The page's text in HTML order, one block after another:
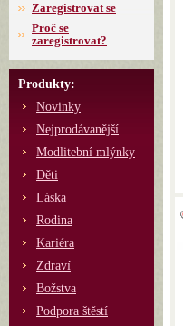
Zaregistrovat se
Proč se
zaregistrovat?
Produkty:
Novinky
Nejprodávanější
Modlitební mlýnky
Děti
Láska
Rodina
Kariéra
Zdraví
Božstva
Podpora štěstí